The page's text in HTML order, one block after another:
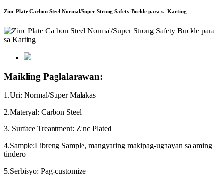
Zinc Plate Carbon Steel Normal/Super Strong Safety Buckle para sa Karting
Maikling Paglalarawan:
1.Uri: Normal/Super Malakas
2.Materyal: Carbon Steel
3. Surface Treantment: Zinc Plated
4.Sample:Libreng Sample, mangyaring makipag-ugnayan sa aming
tindero
5.Serbisyo: Pag-customize